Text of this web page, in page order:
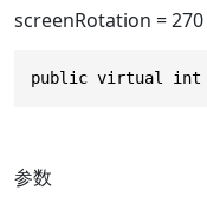
screenRotation = 270
public virtual int
参数